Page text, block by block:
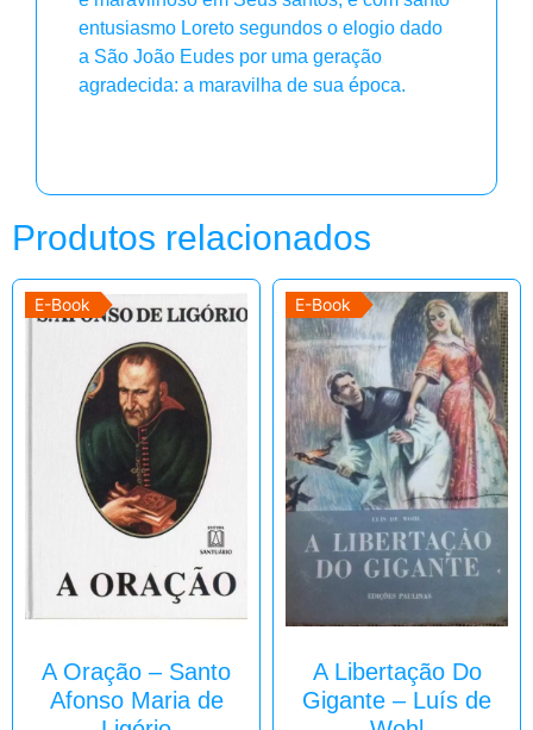
entusiasmo Loreto segundos o elogio dado
a São João Eudes por uma geração
agradecida: a maravilha de sua época.
Produtos relacionados
E-Book
A Oração – Santo
Afonso Maria de
E-Book
A Libertação Do
Gigante – Luís de